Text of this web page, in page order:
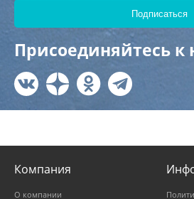
Присоединяйтесь к
Компания
О компании